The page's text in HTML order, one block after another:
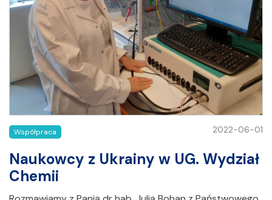
Współpraca 2022-06-01
Naukowcy z Ukrainy w UG. Wydział
Chemii